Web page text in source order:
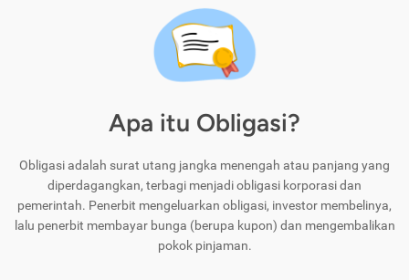
Apa itu Obligasi?
Obligasi adalah surat utang jangka menengah atau panjang yang
diperdagangkan, terbagi menjadi obligasi korporasi dan
pemerintah. Penerbit mengeluarkan obligasi, investor membelinya,
lalu penerbit membayar bunga (berupa kupon) dan mengembalikan
pokok pinjaman.